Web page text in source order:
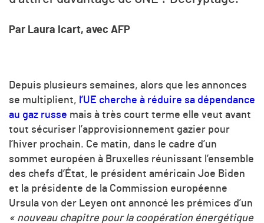
Par Laura Icart, avec AFP
Depuis plusieurs semaines, alors que les annonces
se multiplient, l’UE cherche à réduire sa dépendance
au gaz russe mais à très court terme elle veut avant
tout sécuriser l’approvisionnement gazier pour
l’hiver prochain. Ce matin, dans le cadre d’un
sommet européen à Bruxelles réunissant l’ensemble
des chefs d’État, le président américain Joe Biden
et la présidente de la Commission européenne
Ursula von der Leyen ont annoncé les prémices d’un
« nouveau chapitre pour la coopération énergétique